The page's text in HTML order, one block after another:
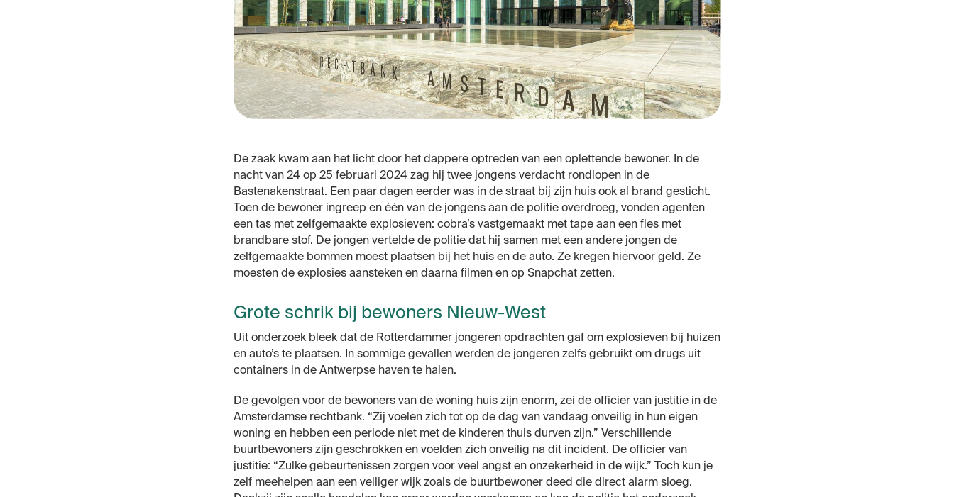
De zaak kwam aan het licht door het dappere optreden van een oplettende bewoner. In de
nacht van 24 op 25 februari 2024 zag hij twee jongens verdacht rondlopen in de
Bastenakenstraat. Een paar dagen eerder was in de straat bij zijn huis ook al brand gesticht.
Toen de bewoner ingreep en één van de jongens aan de politie overdroeg, vonden agenten
een tas met zelfgemaakte explosieven: cobra’s vastgemaakt met tape aan een fles met
brandbare stof. De jongen vertelde de politie dat hij samen met een andere jongen de
zelfgemaakte bommen moest plaatsen bij het huis en de auto. Ze kregen hiervoor geld. Ze
moesten de explosies aansteken en daarna filmen en op Snapchat zetten.
Grote schrik bij bewoners Nieuw-West
Uit onderzoek bleek dat de Rotterdammer jongeren opdrachten gaf om explosieven bij huizen
en auto’s te plaatsen. In sommige gevallen werden de jongeren zelfs gebruikt om drugs uit
containers in de Antwerpse haven te halen.
De gevolgen voor de bewoners van de woning huis zijn enorm, zei de officier van justitie in de
Amsterdamse rechtbank. “Zij voelen zich tot op de dag van vandaag onveilig in hun eigen
woning en hebben een periode niet met de kinderen thuis durven zijn.” Verschillende
buurtbewoners zijn geschrokken en voelden zich onveilig na dit incident. De officier van
justitie: “Zulke gebeurtenissen zorgen voor veel angst en onzekerheid in de wijk.” Toch kun je
zelf meehelpen aan een veiliger wijk zoals de buurtbewoner deed die direct alarm sloeg.